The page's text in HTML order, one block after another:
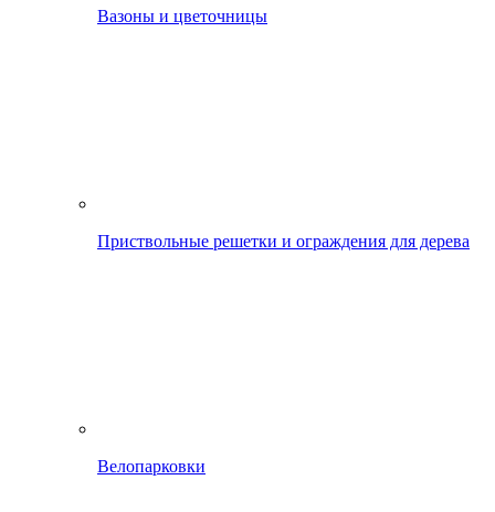
Вазоны и цветочницы
Приствольные решетки и ограждения для дерева
Велопарковки